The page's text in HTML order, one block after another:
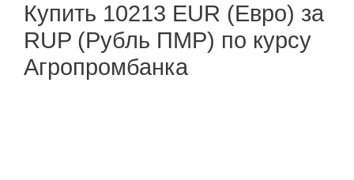
Купить 10213 EUR (Евро) за
RUP (Рубль ПМР) по курсу
Агропромбанка